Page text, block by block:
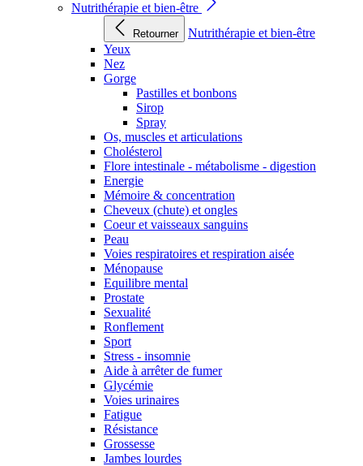
Nutrithérapie et bien-être
Retourner
Nutrithérapie et bien-être
Yeux
Nez
Gorge
Pastilles et bonbons
Sirop
Spray
Os, muscles et articulations
Cholésterol
Flore intestinale - métabolisme - digestion
Energie
Mémoire & concentration
Cheveux (chute) et ongles
Coeur et vaisseaux sanguins
Peau
Voies respiratoires et respiration aisée
Ménopause
Equilibre mental
Prostate
Sexualité
Ronflement
Sport
Stress - insomnie
Aide à arrêter de fumer
Glycémie
Voies urinaires
Fatigue
Résistance
Grossesse
Jambes lourdes